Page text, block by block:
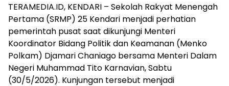
TERAMEDIA.ID, KENDARI – Sekolah Rakyat Menengah
Pertama (SRMP) 25 Kendari menjadi perhatian
pemerintah pusat saat dikunjungi Menteri
Koordinator Bidang Politik dan Keamanan (Menko
Polkam) Djamari Chaniago bersama Menteri Dalam
Negeri Muhammad Tito Karnavian, Sabtu
(30/5/2026). Kunjungan tersebut menjadi